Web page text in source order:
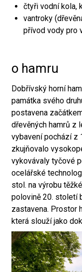
čtyři vodní kola,
vantroky
přívod vody pro
o hamru
Dobřívský horní
památka svého
postavena
dřevěných hamrů z
vybavení pochází z
zkujňovalo
vykovávaly tyčové
ocelářské
stol. na výrobu
polovině 20. století
zastavena. Prostor
která slouží jako